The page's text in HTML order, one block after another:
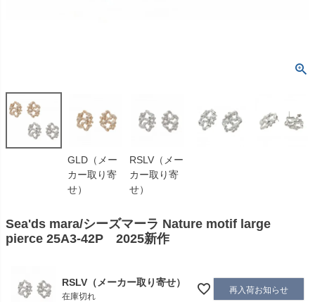
GLD（メー
カー取り寄
せ）
RSLV（メー
カー取り寄
せ）
Sea'ds mara/シーズマーラ Nature motif large
pierce 25A3-42P 2025新作
RSLV（メーカー取り寄せ）
在庫切れ
再入荷お知らせ